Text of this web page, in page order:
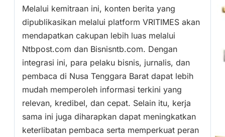
Melalui kemitraan ini, konten berita yang
dipublikasikan melalui platform VRITIMES akan
mendapatkan cakupan lebih luas melalui
Ntbpost.com dan Bisnisntb.com. Dengan
integrasi ini, para pelaku bisnis, jurnalis, dan
pembaca di Nusa Tenggara Barat dapat lebih
mudah memperoleh informasi terkini yang
relevan, kredibel, dan cepat. Selain itu, kerja
sama ini juga diharapkan dapat meningkatkan
keterlibatan pembaca serta memperkuat peran